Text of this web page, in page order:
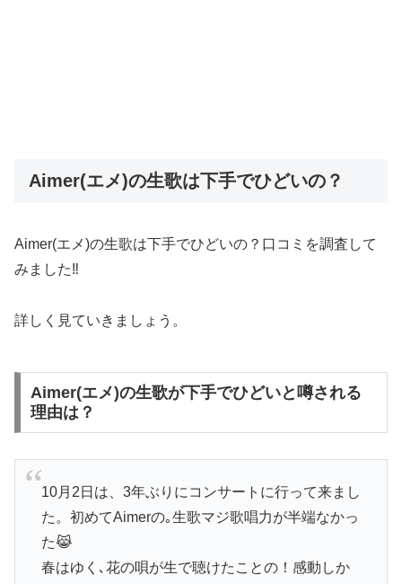
Aimer(エメ)の生歌は下手でひどいの？
Aimer(エメ)の生歌は下手でひどいの？口コミを調査して
みました‼︎
詳しく見ていきましょう。
Aimer(エメ)の生歌が下手でひどいと噂される
理由は？
10月2日は、3年ぶりにコンサートに行って来まし
た。初めてAimerの｡生歌マジ歌唱力が半端なかっ
た😹
春はゆく､花の唄が生で聴けたことの！感動しか